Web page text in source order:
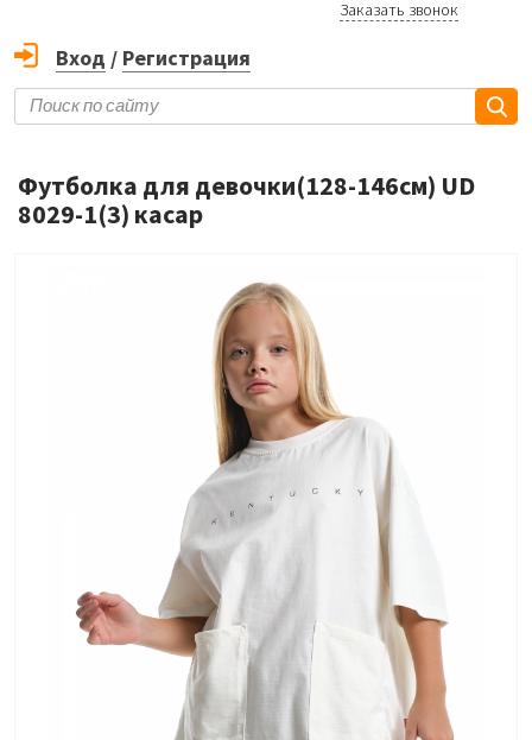
Заказать звонок
Вход / Регистрация
Футболка для девочки(128-146см) UD
8029-1(3) касар